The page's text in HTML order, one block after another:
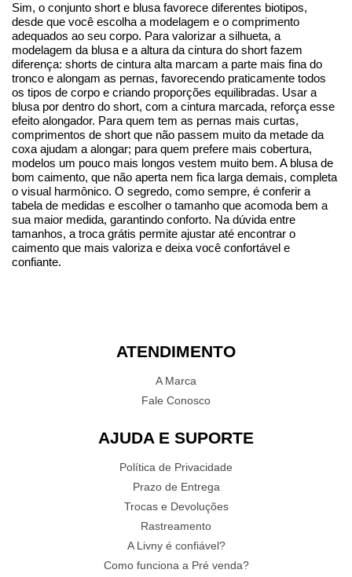
Sim, o conjunto short e blusa favorece diferentes biotipos,
desde que você escolha a modelagem e o comprimento
adequados ao seu corpo. Para valorizar a silhueta, a
modelagem da blusa e a altura da cintura do short fazem
diferença: shorts de cintura alta marcam a parte mais fina do
tronco e alongam as pernas, favorecendo praticamente todos
os tipos de corpo e criando proporções equilibradas. Usar a
blusa por dentro do short, com a cintura marcada, reforça esse
efeito alongador. Para quem tem as pernas mais curtas,
comprimentos de short que não passem muito da metade da
coxa ajudam a alongar; para quem prefere mais cobertura,
modelos um pouco mais longos vestem muito bem. A blusa de
bom caimento, que não aperta nem fica larga demais, completa
o visual harmônico. O segredo, como sempre, é conferir a
tabela de medidas e escolher o tamanho que acomoda bem a
sua maior medida, garantindo conforto. Na dúvida entre
tamanhos, a troca grátis permite ajustar até encontrar o
caimento que mais valoriza e deixa você confortável e
confiante.
ATENDIMENTO
A Marca
Fale Conosco
AJUDA E SUPORTE
Política de Privacidade
Prazo de Entrega
Trocas e Devoluções
Rastreamento
A Livny é confiável?
Como funciona a Pré venda?